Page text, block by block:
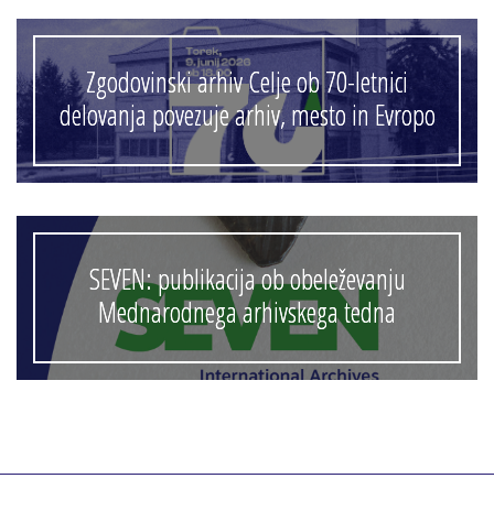
Zgodovinski arhiv Celje ob 70-letnici
delovanja povezuje arhiv, mesto in Evropo
SEVEN: publikacija ob obeleževanju
Mednarodnega arhivskega tedna